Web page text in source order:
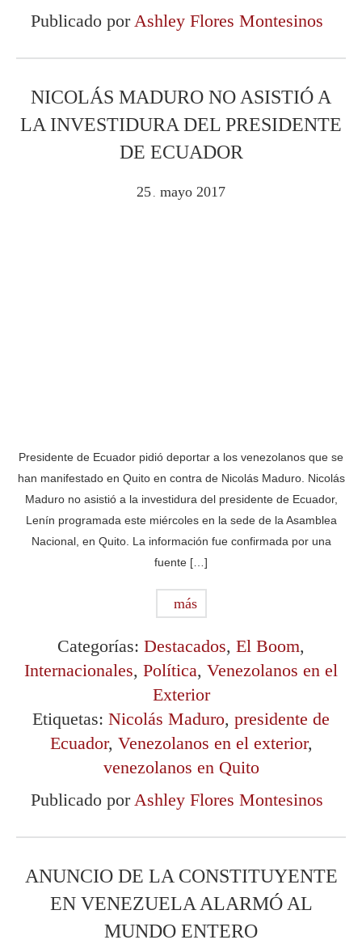
Publicado porAshley Flores Montesinos
NICOLÁS MADURO NO ASISTIÓ A
LA INVESTIDURA DEL PRESIDENTE
DE ECUADOR
25 . mayo 2017
Presidente de Ecuador pidió deportar a los venezolanos que se
han manifestado en Quito en contra de Nicolás Maduro. Nicolás
Maduro no asistió a la investidura del presidente de Ecuador,
Lenín programada este miércoles en la sede de la Asamblea
Nacional, en Quito. La información fue confirmada por una
fuente […]
más
Categorías: Destacados, El Boom,
Internacionales, Política, Venezolanos en el
Exterior
Etiquetas: Nicolás Maduro, presidente de
Ecuador, Venezolanos en el exterior,
venezolanos en Quito
Publicado porAshley Flores Montesinos
ANUNCIO DE LA CONSTITUYENTE
EN VENEZUELA ALARMÓ AL
MUNDO ENTERO